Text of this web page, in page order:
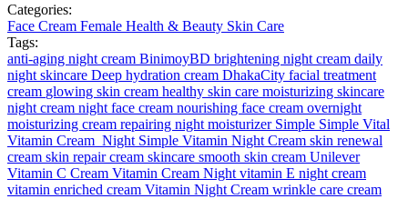
Categories:
Face Cream Female Health & Beauty Skin Care
Tags:
anti-aging night cream BinimoyBD brightening night cream daily
night skincare Deep hydration cream DhakaCity facial treatment
cream glowing skin cream healthy skin care moisturizing skincare
night cream night face cream nourishing face cream overnight
moisturizing cream repairing night moisturizer Simple Simple Vital
Vitamin Cream_Night Simple Vitamin Night Cream skin renewal
cream skin repair cream skincare smooth skin cream Unilever
Vitamin C Cream Vitamin Cream Night vitamin E night cream
vitamin enriched cream Vitamin Night Cream wrinkle care cream